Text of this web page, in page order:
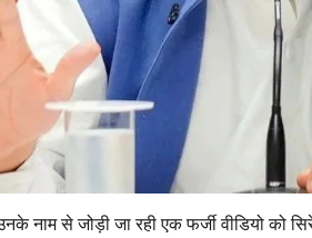
नाम से जोड़ी जा रही एक फर्जी वीडियो को